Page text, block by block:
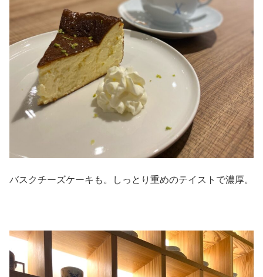
バスクチーズケーキも。しっとり重めのテイストで濃厚。